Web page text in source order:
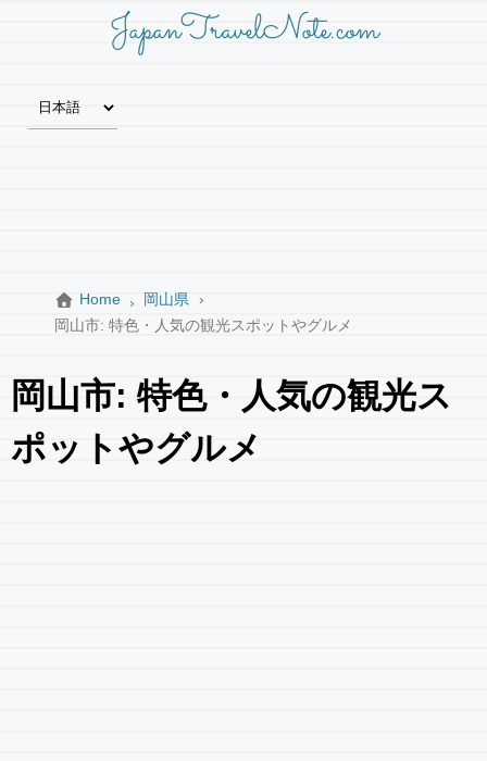
JapanTravelNote.com
Home
岡山県
岡山市: 特色・人気の観光スポットやグルメ
岡山市: 特色・人気の観光ス
ポットやグルメ